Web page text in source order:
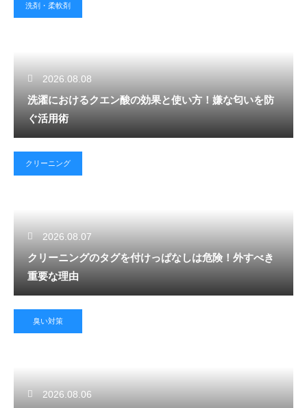
洗剤・柔軟剤
2026.08.08
洗濯におけるクエン酸の効果と使い方！嫌な匂いを防
ぐ活用術
クリーニング
2026.08.07
クリーニングのタグを付けっぱなしは危険！外すべき
重要な理由
臭い対策
2026.08.06